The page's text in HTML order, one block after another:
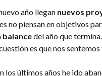
año llegan nuevos
no piensan en objetivos
balancedel año que
es que nos
los últimos años he ido